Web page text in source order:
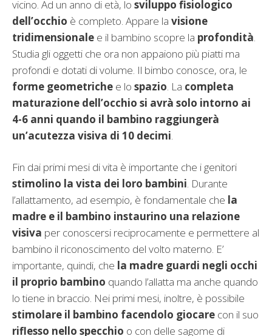
vicino. Ad un anno di età, lo sviluppo fisiologico
dell’occhio è completo. Appare la visione
tridimensionale e il bambino scopre la profondità
Studia gli oggetti che ora non appaiono più piatti ma
profondi e dotati di volume. Il bimbo conosce, ora, le
forme geometriche e lo spazio . La completa
maturazione dell’occhio si avrà solo intorno ai
4-6 anni quando il bambino raggiungerà
un’acutezza visiva di 10 decimi
Fin dai primi mesi di vita è importante che i genitori
stimolino la vista dei loro bambini. Durante
l’allattamento, ad esempio, è fondamentale che la
madre e il bambino instaurino una relazione
visiva per conoscersi reciprocamente e permettere al
bambino il riconoscimento del volto materno. E’
importante, quindi, che la madre guardi negli occhi
il proprio bambino quando l’allatta ma anche quando
lo tiene in braccio. Nei primi mesi, inoltre, è possibile
stimolare il bambino facendolo giocare con il suo
riflesso nello specchio o con delle sagome di